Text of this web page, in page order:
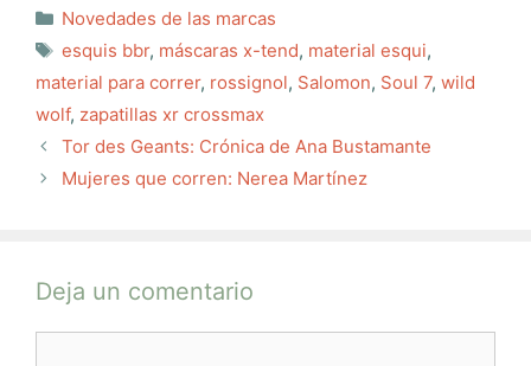
Categorías
Novedades de las marcas
Etiquetas
esquis bbr, máscaras x-tend, material esqui,
material para correr, rossignol, Salomon, Soul 7, wild
wolf, zapatillas xr crossmax
Tor des Geants: Crónica de Ana Bustamante
Mujeres que corren: Nerea Martínez
Deja un comentario